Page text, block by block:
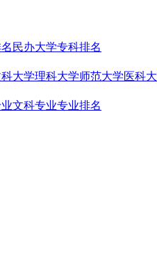
民办大学专科排名
大学理科大学师范大学医科
文科专业专业排名